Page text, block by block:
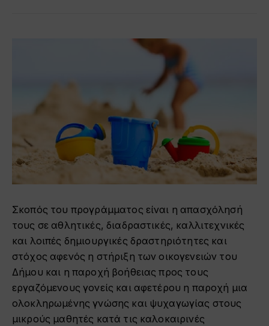
Σκοπός του προγράμματος είναι η απασχόλησή
τους σε αθλητικές, διαδραστικές, καλλιτεχνικές
και λοιπές δημιουργικές δραστηριότητες και
στόχος αφενός η στήριξη των οικογενειών του
Δήμου και η παροχή βοήθειας προς τους
εργαζόμενους γονείς και αφετέρου η παροχή μια
ολοκληρωμένης γνώσης και ψυχαγωγίας στους
μικρούς μαθητές κατά τις καλοκαιρινές